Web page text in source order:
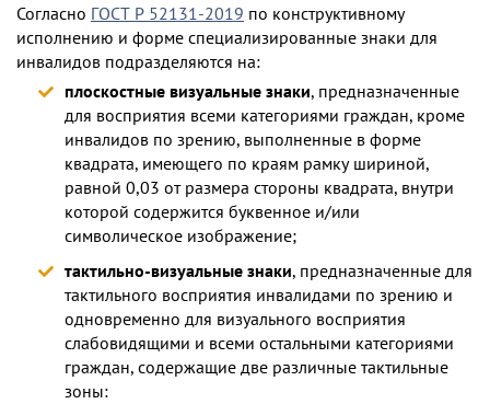
Согласно ГОСТ Р 52131-2019 по конструктивному
исполнению и форме специализированные знаки для
инвалидов подразделяются на:
плоскостные визуальные знаки, предназначенные
для восприятия всеми категориями граждан, кроме
инвалидов по зрению, выполненные в форме
квадрата, имеющего по краям рамку шириной,
равной 0,03 от размера стороны квадрата, внутри
которой содержится буквенное и/или
символическое изображение;
тактильно-визуальные знаки, предназначенные для
тактильного восприятия инвалидами по зрению и
одновременно для визуального восприятия
слабовидящими и всеми остальными категориями
граждан, содержащие две различные тактильные
зоны: